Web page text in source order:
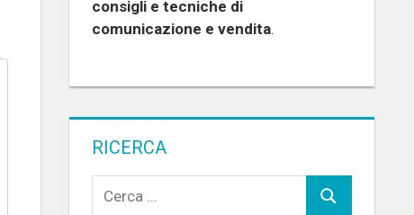
consigli e tecniche di
comunicazione e vendita.
RICERCA